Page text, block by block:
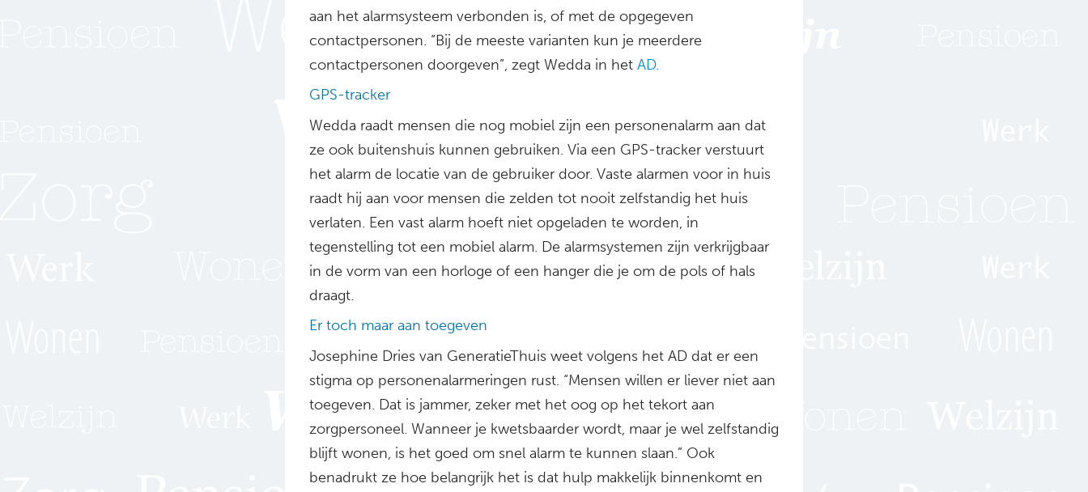
aan het alarmsysteem verbonden is, of met de opgegeven
contactpersonen. “Bij de meeste varianten kun je meerdere
contactpersonen doorgeven”, zegt Wedda in het AD.
GPS-tracker
Wedda raadt mensen die nog mobiel zijn een personenalarm aan dat
ze ook buitenshuis kunnen gebruiken. Via een GPS-tracker verstuurt
het alarm de locatie van de gebruiker door. Vaste alarmen voor in huis
raadt hij aan voor mensen die zelden tot nooit zelfstandig het huis
verlaten. Een vast alarm hoeft niet opgeladen te worden, in
tegenstelling tot een mobiel alarm. De alarmsystemen zijn verkrijgbaar
in de vorm van een horloge of een hanger die je om de pols of hals
draagt.
Er toch maar aan toegeven
Josephine Dries van GeneratieThuis weet volgens het AD dat er een
stigma op personenalarmeringen rust. “Mensen willen er liever niet aan
toegeven. Dat is jammer, zeker met het oog op het tekort aan
zorgpersoneel. Wanneer je kwetsbaarder wordt, maar je wel zelfstandig
blijft wonen, is het goed om snel alarm te kunnen slaan.” Ook
benadrukt ze hoe belangrijk het is dat hulp makkelijk binnenkomt en